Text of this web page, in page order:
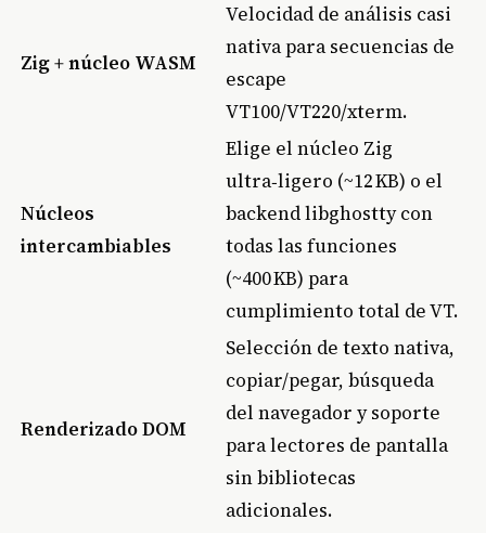
Zig + núcleo WASM
Velocidad de análisis casi
nativa para secuencias de
escape
VT100/VT220/xterm.
Núcleos
intercambiables
Elige el núcleo Zig
ultra‑ligero (~12 KB) o el
backend libghostty con
todas las funciones
(~400 KB) para
cumplimiento total de VT.
Renderizado DOM
Selección de texto nativa,
copiar/pegar, búsqueda
del navegador y soporte
para lectores de pantalla
sin bibliotecas
adicionales.